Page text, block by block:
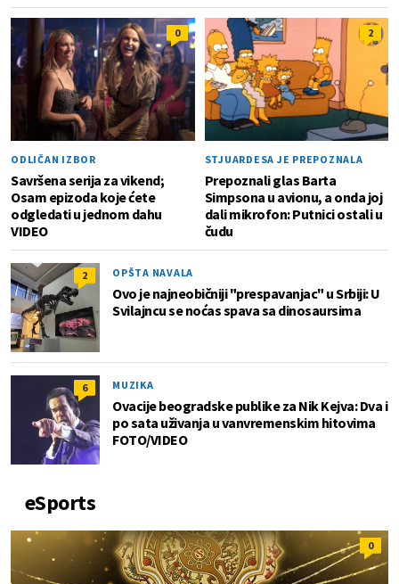
0
ODLIČAN IZBOR
Savršena serija za vikend;
Osam epizoda koje ćete
odgledati u jednom dahu
VIDEO
2
STJUARDESA JE PREPOZNALA
Prepoznali glas Barta
Simpsona u avionu, a onda joj
dali mikrofon: Putnici ostali u
čudu
2 OPŠTA NAVALA
Ovo je najneobičniji "prespavanjac" u Srbiji: U
Svilajncu se noćas spava sa dinosaursima
6 MUZIKA
Ovacije beogradske publike za Nik Kejva: Dva i
po sata uživanja u vanvremenskim hitovima
FOTO/VIDEO
eSports
0